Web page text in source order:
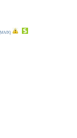
V/X)